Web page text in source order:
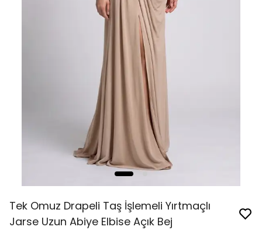
Tek Omuz Drapeli Taş İşlemeli Yırtmaçlı
Jarse Uzun Abiye Elbise Açık Bej